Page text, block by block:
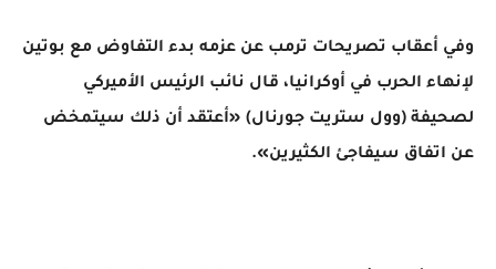
وفي أعقاب تصريحات ترمب عن عزمه بدء التفاوض مع بوتين
لإنهاء الحرب في أوكرانيا، قال نائب الرئيس الأميركي
لصحيفة (وول ستريت جورنال) «أعتقد أن ذلك سيتمخض
عن اتفاق سيفاجئ الكثيرين».